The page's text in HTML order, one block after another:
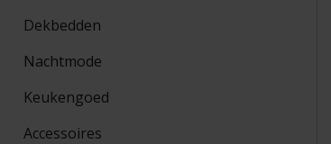
Dekbedden
Nachtmode
Keukengoed
Accessoires